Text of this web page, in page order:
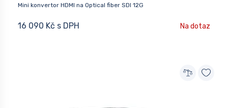
Mini konvertor HDMI na Optical fiber SDI 12G
16 090 Kč s DPH Na dotaz